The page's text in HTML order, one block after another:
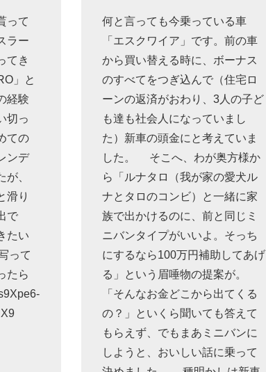
って
ラー
てき
」と
経験
切っ
ての
ンデ
、
滑り
で
たい
って
たら
何と言っても今乗っている車
「エスクワイア」です。前の車
から買い替える時に、ボーナス
のすべてをつぎ込んで（住宅ロ
ーンの返済がおわり、3人の子ど
も達も社会人になっていまし
た）新車の頭金にと考えていま
した。 そこへ、わが奥方様か
ら「ルナタロ（我が家の愛犬ル
ナとタロのコンビ）と一緒に家
族で出かけるのに、前と同じミ
ニバンタイプがいいよ。そっち
にするなら100万円補助してあげ
る」という眉唾物の提案が。
「そんなお金どこから出てくる
の？」といくら聞いても答えて
もらえず、でもまあミニバンに
しようと、おいしい話に乗って